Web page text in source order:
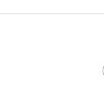
αν